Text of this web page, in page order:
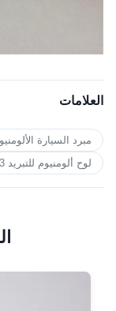
العلامات
مبرد السيارة
لوح ألومنيوم للتبريد 3003